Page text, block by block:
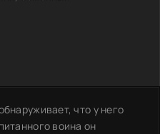
что у него
воина он